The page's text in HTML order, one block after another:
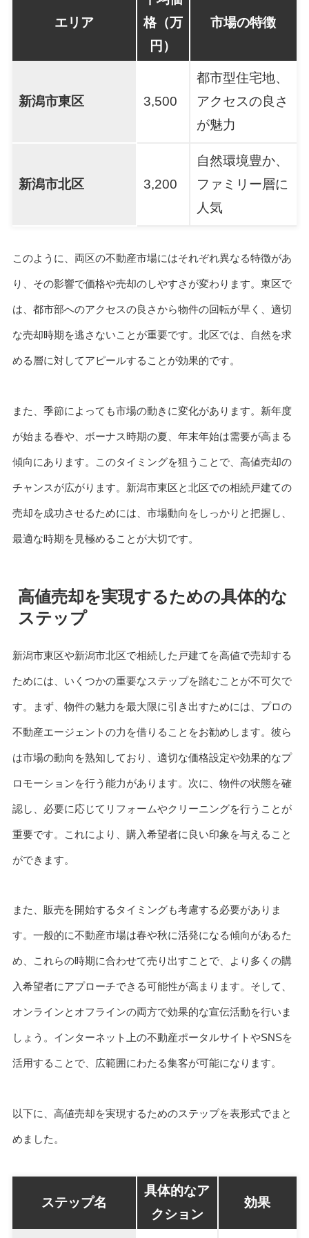
エリア
格（万
円）
市場の特徴
新潟市東区 3,500
都市型住宅地、
アクセスの良さ
が魅力
新潟市北区 3,200
自然環境豊か、
ファミリー層に
人気
このように、両区の不動産市場にはそれぞれ異なる特徴があ
り、その影響で価格や売却のしやすさが変わります。東区で
は、都市部へのアクセスの良さから物件の回転が早く、適切
な売却時期を逃さないことが重要です。北区では、自然を求
める層に対してアピールすることが効果的です。
また、季節によっても市場の動きに変化があります。新年度
が始まる春や、ボーナス時期の夏、年末年始は需要が高まる
傾向にあります。このタイミングを狙うことで、高値売却の
チャンスが広がります。新潟市東区と北区での相続戸建ての
売却を成功させるためには、市場動向をしっかりと把握し、
最適な時期を見極めることが大切です。
高値売却を実現するための具体的な
ステップ
新潟市東区や新潟市北区で相続した戸建てを高値で売却する
ためには、いくつかの重要なステップを踏むことが不可欠で
す。まず、物件の魅力を最大限に引き出すためには、プロの
不動産エージェントの力を借りることをお勧めします。彼ら
は市場の動向を熟知しており、適切な価格設定や効果的なプ
ロモーションを行う能力があります。次に、物件の状態を確
認し、必要に応じてリフォームやクリーニングを行うことが
重要です。これにより、購入希望者に良い印象を与えること
ができます。
また、販売を開始するタイミングも考慮する必要がありま
す。一般的に不動産市場は春や秋に活発になる傾向があるた
め、これらの時期に合わせて売り出すことで、より多くの購
入希望者にアプローチできる可能性が高まります。そして、
オンラインとオフラインの両方で効果的な宣伝活動を行いま
しょう。インターネット上の不動産ポータルサイトやSNSを
活用することで、広範囲にわたる集客が可能になります。
以下に、高値売却を実現するためのステップを表形式でまと
めました。
ステップ名
具体的なア
クション
効果